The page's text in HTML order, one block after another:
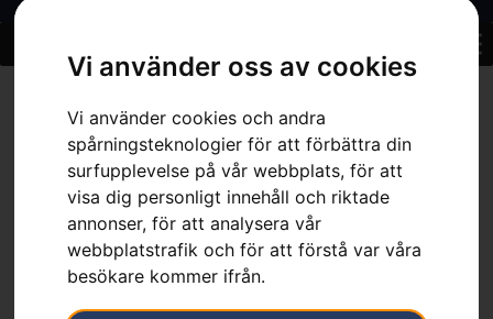
Vi använder oss av cookies
Vi använder cookies och andra
spårningsteknologier för att förbättra din
surfupplevelse på vår webbplats, för att
visa dig personligt innehåll och riktade
annonser, för att analysera vår
webbplatstrafik och för att förstå var våra
besökare kommer ifrån.
Åkgräsklippare » Klippaggregat – CombiClip® 103